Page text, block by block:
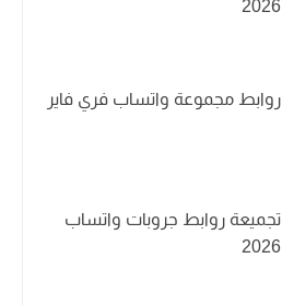
2026
روابط مجموعة واتساب فري فاير
تجميعة روابط جروبات واتساب
2026